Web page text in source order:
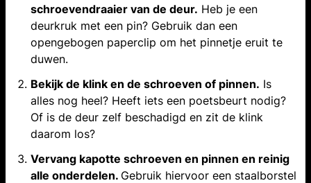
schroevendraaier van de deur. Heb je een
deurkruk met een pin? Gebruik dan een
opengebogen paperclip om het pinnetje eruit te
duwen.
Bekijk de klink en de schroeven of pinnen. Is
alles nog heel? Heeft iets een poetsbeurt nodig?
Of is de deur zelf beschadigd en zit de klink
daarom los?
Vervang kapotte schroeven en pinnen en reinig
alle onderdelen. Gebruik hiervoor een staalborstel